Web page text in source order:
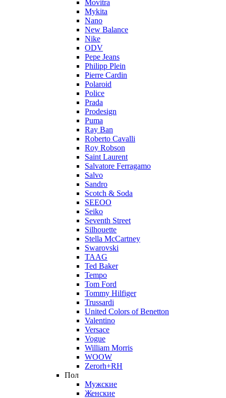
Movitra
Mykita
Nano
New Balance
Nike
ODV
Pepe Jeans
Philipp Plein
Pierre Cardin
Polaroid
Police
Prada
Prodesign
Puma
Ray Ban
Roberto Cavalli
Roy Robson
Saint Laurent
Salvatore Ferragamo
Salvo
Sandro
Scotch & Soda
SEEOO
Seiko
Seventh Street
Silhouette
Stella McCartney
Swarovski
TAAG
Ted Baker
Tempo
Tom Ford
Tommy Hilfiger
Trussardi
United Colors of Benetton
Valentino
Versace
Vogue
William Morris
WOOW
Zerorh+RH
Пол
Мужские
Женские